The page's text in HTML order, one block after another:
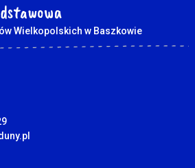
Wielkopolskich w Baszkowie